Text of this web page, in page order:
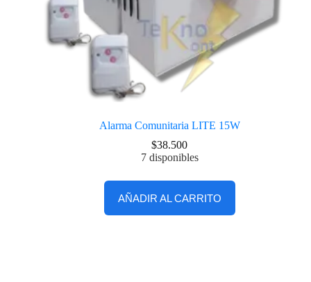
Alarma Comunitaria LITE 15W
$38.500
7 disponibles
AÑADIR AL CARRITO